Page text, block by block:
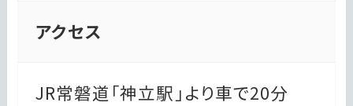
アクセス
JR常磐道「神立駅」より車で20分